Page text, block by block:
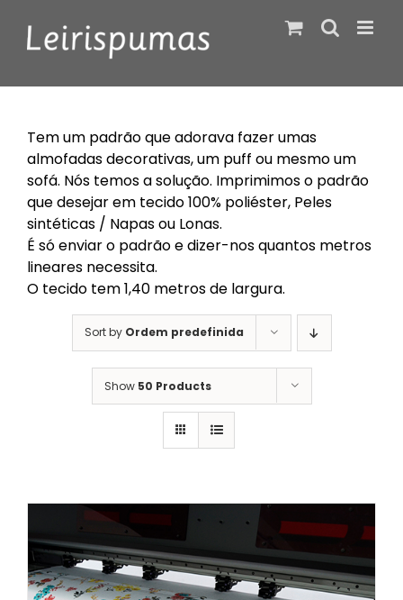
content
Tem um padrão que adorava fazer umas
almofadas decorativas, um puff ou mesmo um
sofá. Nós temos a solução. Imprimimos o padrão
que desejar em tecido 100% poliéster, Peles
sintéticas / Napas ou Lonas.
É só enviar o padrão e dizer-nos quantos metros
lineares necessita.
O tecido tem 1,40 metros de largura.
Sort by Ordem predefinida
Show 50 Products